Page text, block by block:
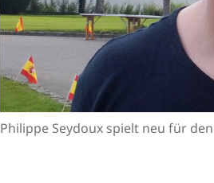
Philippe Seydoux spielt neu für